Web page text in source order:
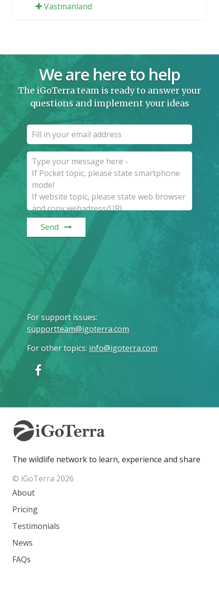
Västmanland
We are here to help
The iGoTerra team is ready to answer your
questions and implement your ideas
Send
For support issues:
supportteam@igoterra.com
For other topics: info@igoterra.com
The wildlife network to learn, experience and share
© iGoTerra 2026
About
Pricing
Testimonials
News
FAQs